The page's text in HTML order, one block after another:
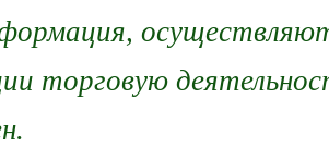
торговую